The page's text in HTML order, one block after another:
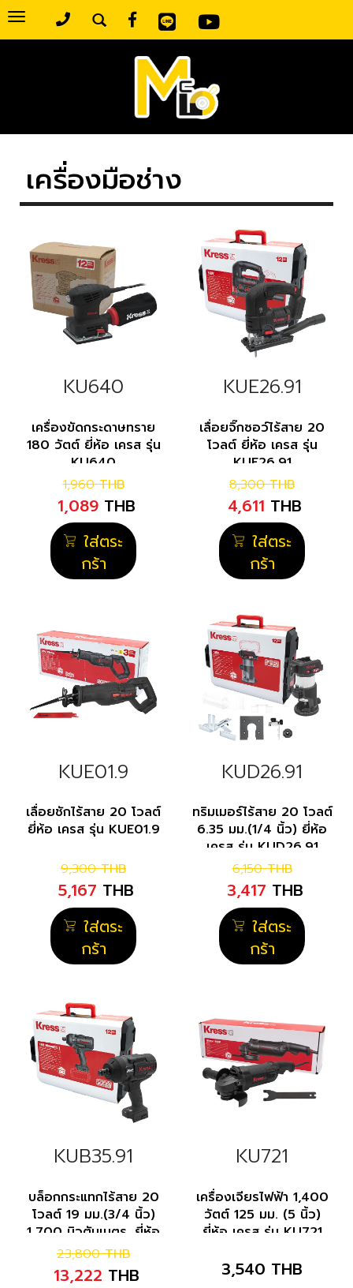
Toggle
navigation
เครื่องมือช่าง
KU640
เครื่องขัดกระดาษทราย
180 วัตต์ ยี่ห้อ เครส รุ่น
KU640
1,960 THB
1,089 THB
ใส่ตระ
กร้า
KUE26.91
เลื่อยจิ๊กซอว์ไร้สาย 20
โวลต์ ยี่ห้อ เครส รุ่น
KUE26.91
8,300 THB
4,611 THB
ใส่ตระ
กร้า
KUE01.9
เลื่อยชักไร้สาย 20 โวลต์
ยี่ห้อ เครส รุ่น KUE01.9
9,300 THB
5,167 THB
ใส่ตระ
กร้า
KUD26.91
ทริมเมอร์ไร้สาย 20 โวลต์
6.35 มม.(1/4 นิ้ว) ยี่ห้อ
เครส รุ่น KUD26.91
6,150 THB
3,417 THB
ใส่ตระ
กร้า
KUB35.91
บล็อกกระแทกไร้สาย 20
โวลต์ 19 มม.(3/4 นิ้ว)
1,700 นิวตันเมตร. ยี่ห้อ
เครส รุ่น KUB35.91
23,800 THB
13,222 THB
KU721
เครื่องเจียรไฟฟ้า 1,400
วัตต์ 125 มม. (5 นิ้ว)
ยี่ห้อ เครส รุ่น KU721
3,540 THB